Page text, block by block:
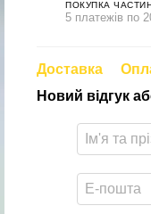
ПОКУПКА
5 платежів по
Доставка
Новий відгук